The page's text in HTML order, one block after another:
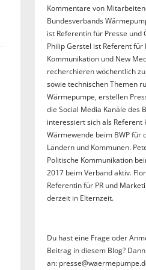
Kommentare von
Bundesverbands
ist Referentin für Presse
Philip Gerstel ist Referent
Kommunikation und New
recherchieren wöchentlich
sowie technischen Themen
Wärmepumpe, erstellen
die Social Media Kanäle des
interessiert sich als Referent
Wärmewende beim BWP für
Ländern und Kommunen.
Politische Kommunikation
2017 beim Verband aktiv.
Referentin für PR und
derzeit in Elternzeit.
Du hast eine Frage oder
Beitrag in diesem Blog?
an: